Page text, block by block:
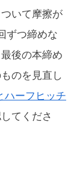
いて摩擦が
ずつ締めな
後の本締め
のを見直し
ハーフヒッチ
てくださ